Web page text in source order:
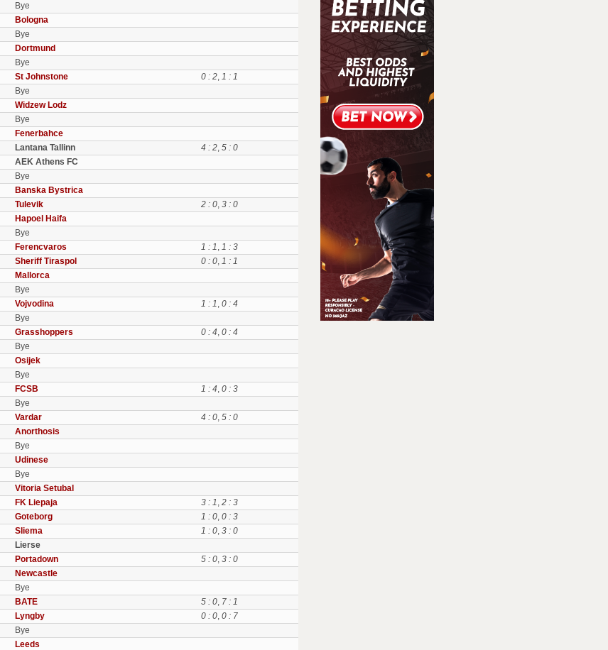
Bye
Bologna
Bye
Dortmund
Bye
St Johnstone 0 : 2, 1 : 1
Bye
Widzew Lodz
Bye
Fenerbahce
Lantana Tallinn 4 : 2, 5 : 0
AEK Athens FC
Bye
Banska Bystrica
Tulevik 2 : 0, 3 : 0
Hapoel Haifa
Bye
Ferencvaros 1 : 1, 1 : 3
Sheriff Tiraspol 0 : 0, 1 : 1
Mallorca
Bye
Vojvodina 1 : 1, 0 : 4
Bye
Grasshoppers 0 : 4, 0 : 4
Bye
Osijek
Bye
FCSB 1 : 4, 0 : 3
Bye
Vardar 4 : 0, 5 : 0
Anorthosis
Bye
Udinese
Bye
Vitoria Setubal
FK Liepaja 3 : 1, 2 : 3
Goteborg 1 : 0, 0 : 3
Sliema 1 : 0, 3 : 0
Lierse
Portadown 5 : 0, 3 : 0
Newcastle
Bye
BATE 5 : 0, 7 : 1
Lyngby 0 : 0, 0 : 7
Bye
Leeds